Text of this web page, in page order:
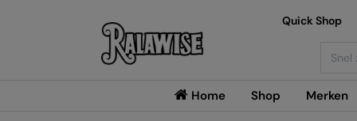
Home Shop Merken
Quick Shop